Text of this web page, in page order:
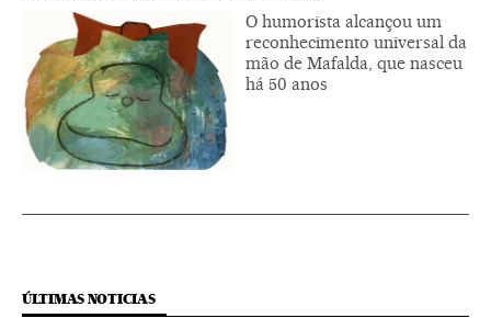
O humorista alcançou um
reconhecimento universal da
mão de Mafalda, que nasceu
há 50 anos
ÚLTIMAS NOTICIAS